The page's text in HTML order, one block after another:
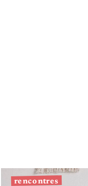
rencontres